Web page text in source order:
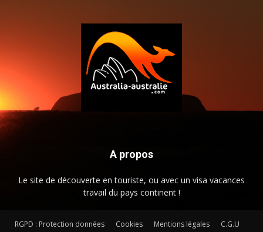
A propos
Le site de découverte en touriste, ou avec un visa vacances
travail du pays continent !
RGPD : Protection données Cookies Mentions légales
C.G.U